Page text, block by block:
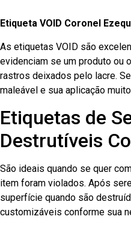
Etiqueta VOID Coronel
As etiquetas VOID são
evidenciam se um produto ou
rastros deixados pelo lacre.
maleável e sua aplicação
Etiquetas de
Destrutíveis
São ideais quando se quer
item foram violados. Após
superfície quando são
customizáveis conforme sua